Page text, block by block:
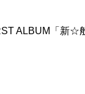
ALBUM「新